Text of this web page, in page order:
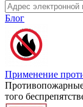
Блог
Применение
Противопожарные
того